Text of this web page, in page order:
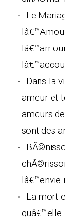
Le
Dans la
amour et
amours
sont des
lâ€™envie
La mort
quâ€™elle